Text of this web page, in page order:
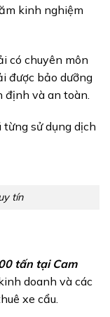
kinh nghiệm
có chuyên môn
được bảo dưỡng
và an toàn.
sử dụng dịch
tín
tấn tại Cam
doanh và các
xe cẩu.